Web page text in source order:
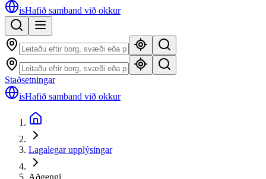
isHafið samband við okkur
Staðsetningar
isHafið samband við okkur
Lagalegar upplýsingar
Aðgengi